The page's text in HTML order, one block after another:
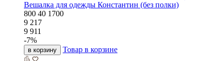
Вешалка для одежды Константин (без полки)
800 40 1700
9 217
9 911
-7%
в корзину Товар в корзине